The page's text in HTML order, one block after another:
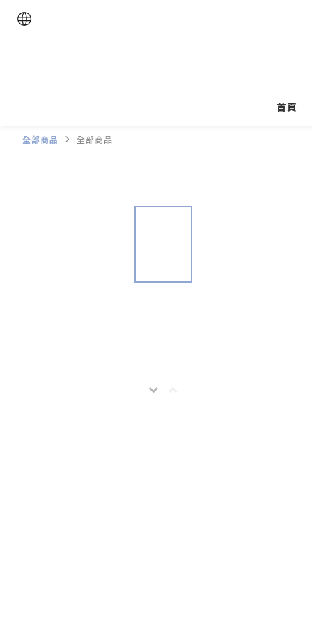
首頁
全部商品 全部商品